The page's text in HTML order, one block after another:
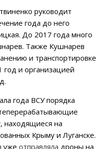
руководит
года до него
До 2017 года много
Также Кушнарев
и транспортировке
год и организацией
года ВСУ порядка
находящиеся на
Крыму и Луганске.
уже отправляла дроны на